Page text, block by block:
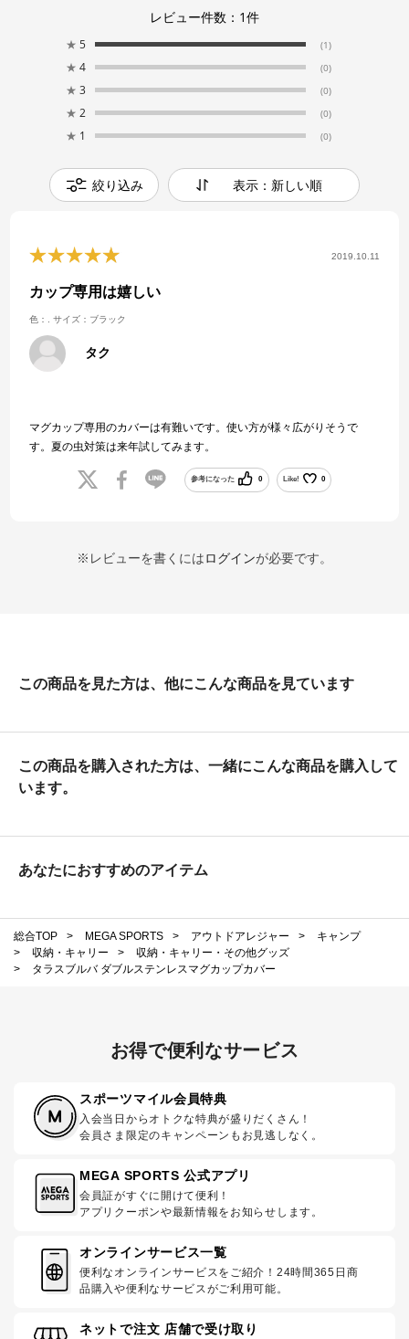
レビュー件数： 1件
★ 5 (1)
★ 4 (0)
★ 3 (0)
★ 2 (0)
★ 1 (0)
絞り込み 表示：新しい順
2019.10.11
カップ専用は嬉しい
色：. サイズ：ブラック
タク
マグカップ専用のカバーは有難いです。使い方が様々広がりそうで
す。夏の虫対策は来年試してみます。
参考になった 0 Like! 0
※レビューを書くにはログインが必要です。
この商品を見た方は、他にこんな商品を見ています
この商品を購入された方は、一緒にこんな商品を購入して
います。
あなたにおすすめのアイテム
総合TOP > MEGA SPORTS > アウトドアレジャー >
キャンプ
>
収納・キャリー >
収納・キャリー・その他グッズ
>
タラスブルバ ダブルステンレスマグカップカバー
お得で便利なサービス
スポーツマイル会員特典
入会当日からオトクな特典が盛りだくさん！
会員さま限定のキャンペーンもお見逃しなく。
MEGA SPORTS 公式アプリ
会員証がすぐに開けて便利！
アプリクーポンや最新情報をお知らせします。
オンラインサービス一覧
便利なオンラインサービスをご紹介！24時間365日商
品購入や便利なサービスがご利用可能。
ネットで注文 店舗で受け取り